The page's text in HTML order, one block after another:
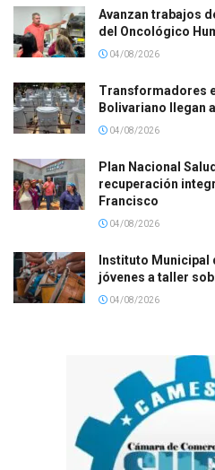
Avanzan trabajos
del Oncológico
04/08/2026
Transformadores
Bolivariano llegan
04/08/2026
Plan Nacional
recuperación
Francisco
04/08/2026
Instituto Municipal
jóvenes a taller
04/08/2026